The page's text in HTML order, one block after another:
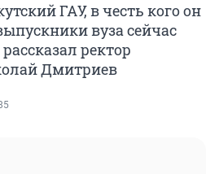
ГАУ, в честь кого он
вуза сейчас
ректор
Дмитриев